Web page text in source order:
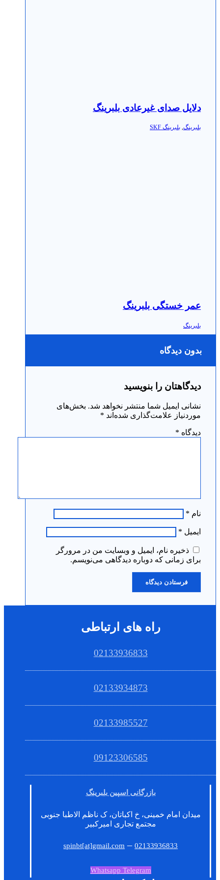
دلایل صدای غیرعادی بلبرینگ
بلبرینگ, بلبرینگ SKF
عمر خستگی بلبرینگ
بلبرینگ
بدون دیدگاه
دیدگاهتان را بنویسید
نشانی ایمیل شما منتشر نخواهد شد. بخش‌های
موردنیاز علامت‌گذاری شده‌اند *
دیدگاه *
نام *
ایمیل *
ذخیره نام، ایمیل و وبسایت من در مرورگر
برای زمانی که دوباره دیدگاهی می‌نویسم.
راه های ارتباطی
02133936833
02133934873
02133985527
09123306585
بازرگانی اسپین بلبرینگ
میدان امام خمینی، خ اکباتان، ک ناظم الاطبا جنوبی
مجتمع تجاری امیرکبیر
spinbt[at]gmail.com –02133936833
Whatsapp Telegram